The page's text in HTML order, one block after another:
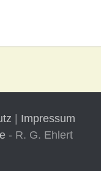
Impressum
- R. G. Ehlert